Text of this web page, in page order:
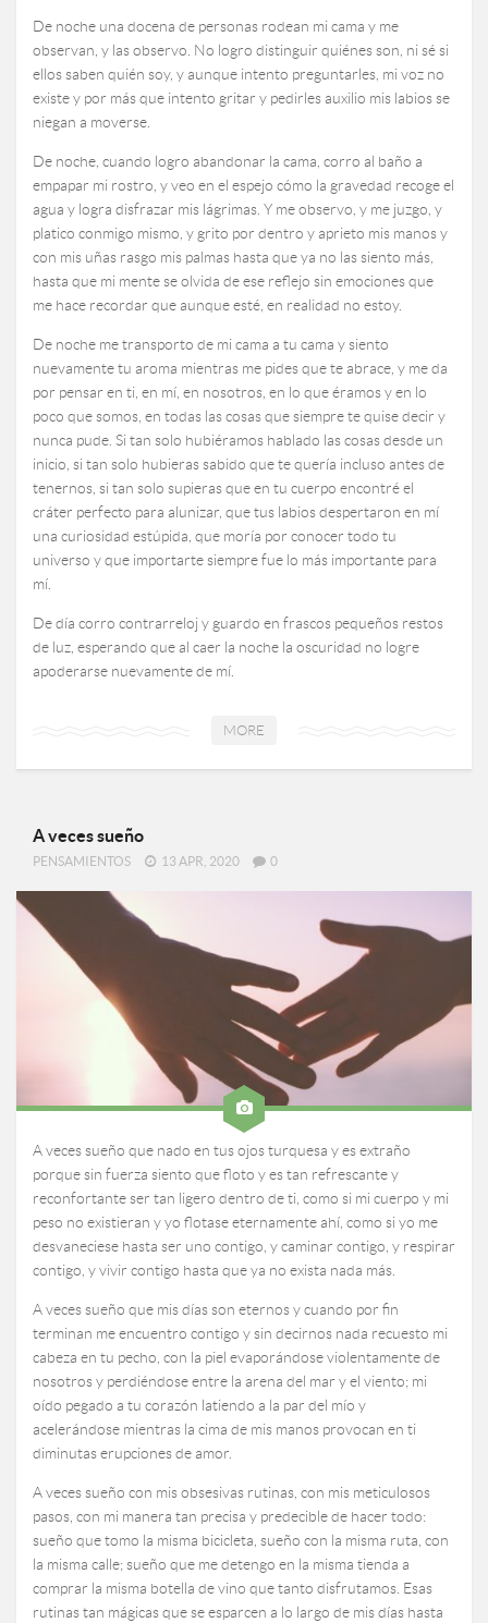
De noche una docena de personas rodean mi cama y me
observan, y las observo. No logro distinguir quiénes son, ni sé si
ellos saben quién soy, y aunque intento preguntarles, mi voz no
existe y por más que intento gritar y pedirles auxilio mis labios se
niegan a moverse.
De noche, cuando logro abandonar la cama, corro al baño a
empapar mi rostro, y veo en el espejo cómo la gravedad recoge el
agua y logra disfrazar mis lágrimas. Y me observo, y me juzgo, y
platico conmigo mismo, y grito por dentro y aprieto mis manos y
con mis uñas rasgo mis palmas hasta que ya no las siento más,
hasta que mi mente se olvida de ese reflejo sin emociones que
me hace recordar que aunque esté, en realidad no estoy.
De noche me transporto de mi cama a tu cama y siento
nuevamente tu aroma mientras me pides que te abrace, y me da
por pensar en ti, en mí, en nosotros, en lo que éramos y en lo
poco que somos, en todas las cosas que siempre te quise decir y
nunca pude. Si tan solo hubiéramos hablado las cosas desde un
inicio, si tan solo hubieras sabido que te quería incluso antes de
tenernos, si tan solo supieras que en tu cuerpo encontré el
cráter perfecto para alunizar, que tus labios despertaron en mí
una curiosidad estúpida, que moría por conocer todo tu
universo y que importarte siempre fue lo más importante para
mí.
De día corro contrarreloj y guardo en frascos pequeños restos
de luz, esperando que al caer la noche la oscuridad no logre
apoderarse nuevamente de mí.
MORE
A veces sueño
PENSAMIENTOS 13 APR, 2020 0
A veces sueño que nado en tus ojos turquesa y es extraño
porque sin fuerza siento que floto y es tan refrescante y
reconfortante ser tan ligero dentro de ti, como si mi cuerpo y mi
peso no existieran y yo flotase eternamente ahí, como si yo me
desvaneciese hasta ser uno contigo, y caminar contigo, y respirar
contigo, y vivir contigo hasta que ya no exista nada más.
A veces sueño que mis días son eternos y cuando por fin
terminan me encuentro contigo y sin decirnos nada recuesto mi
cabeza en tu pecho, con la piel evaporándose violentamente de
nosotros y perdiéndose entre la arena del mar y el viento; mi
oído pegado a tu corazón latiendo a la par del mío y
acelerándose mientras la cima de mis manos provocan en ti
diminutas erupciones de amor.
A veces sueño con mis obsesivas rutinas, con mis meticulosos
pasos, con mi manera tan precisa y predecible de hacer todo:
sueño que tomo la misma bicicleta, sueño con la misma ruta, con
la misma calle; sueño que me detengo en la misma tienda a
comprar la misma botella de vino que tanto disfrutamos. Esas
rutinas tan mágicas que se esparcen a lo largo de mis días hasta